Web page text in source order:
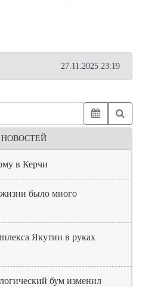
27.11.2025 23:19
в Керчи
было много
Якутии в руках
бум изменил